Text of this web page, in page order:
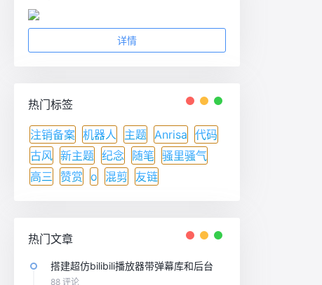
详情
热门标签
注销备案 机器人 主题 Anrisa 代码
古风 新主题 纪念 随笔 骚里骚气
高三
赞赏 o 混剪 友链
热门文章
搭建超仿bilibili播放器带弹幕库和后台
88 评论